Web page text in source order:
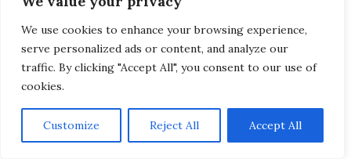
We use cookies to enhance your browsing experience,
serve personalized ads or content, and analyze our
traffic. By clicking "Accept All", you consent to our use of
cookies.
Customize Reject All Accept All
la conexión histórica entre el vino de
Huelva y el descubrimiento de América…
Este contenido, con carga emocional y
alta calidad y construye la autoridad